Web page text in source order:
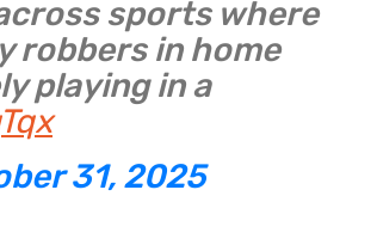
sports where
robbers in home
playing in a
31, 2025